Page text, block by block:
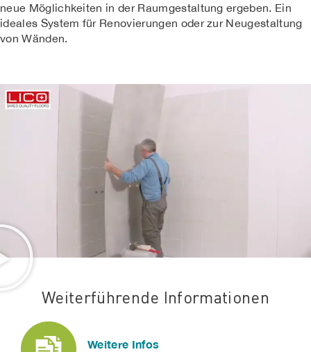
neue Möglichkeiten in der Raumgestaltung ergeben. Ein
ideales System für Renovierungen oder zur Neugestaltung
von Wänden.
Weiterführende Informationen
Weitere Infos